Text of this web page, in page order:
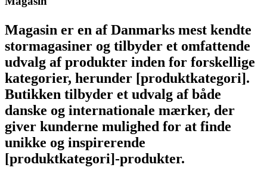
Magasin er en af Danmarks mest kendte
stormagasiner og tilbyder et omfattende
udvalg af produkter inden for forskellige
kategorier, herunder [produktkategori].
Butikken tilbyder et udvalg af både
danske og internationale mærker, der
giver kunderne mulighed for at finde
unikke og inspirerende
[produktkategori]-produkter.